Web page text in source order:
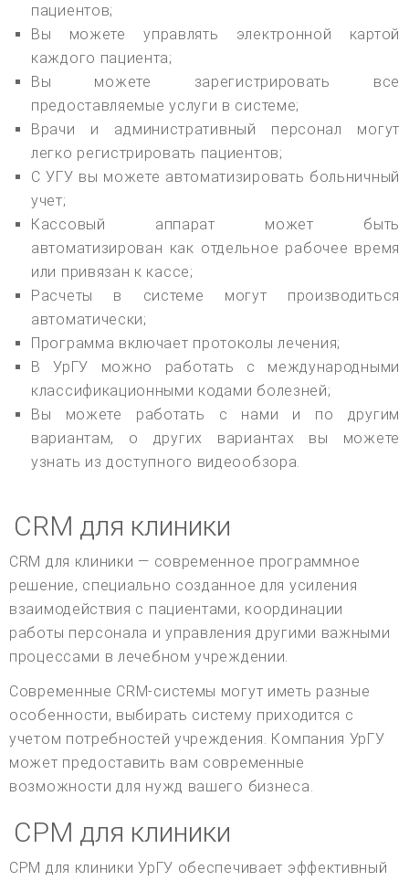
пациентов;
Вы можете управлять электронной картой
каждого пациента;
Вы можете зарегистрировать все
предоставляемые услуги в системе;
Врачи и административный персонал могут
легко регистрировать пациентов;
С УГУ вы можете автоматизировать больничный
учет;
Кассовый аппарат может быть
автоматизирован как отдельное рабочее время
или привязан к кассе;
Расчеты в системе могут производиться
автоматически;
Программа включает протоколы лечения;
В УрГУ можно работать с международными
классификационными кодами болезней;
Вы можете работать с нами и по другим
вариантам, о других вариантах вы можете
узнать из доступного видеообзора.
CRM для клиники
CRM для клиники — современное программное
решение, специально созданное для усиления
взаимодействия с пациентами, координации
работы персонала и управления другими важными
процессами в лечебном учреждении.
Современные CRM-системы могут иметь разные
особенности, выбирать систему приходится с
учетом потребностей учреждения. Компания УрГУ
может предоставить вам современные
возможности для нужд вашего бизнеса.
СРМ для клиники
СРМ для клиники УрГУ обеспечивает эффективный